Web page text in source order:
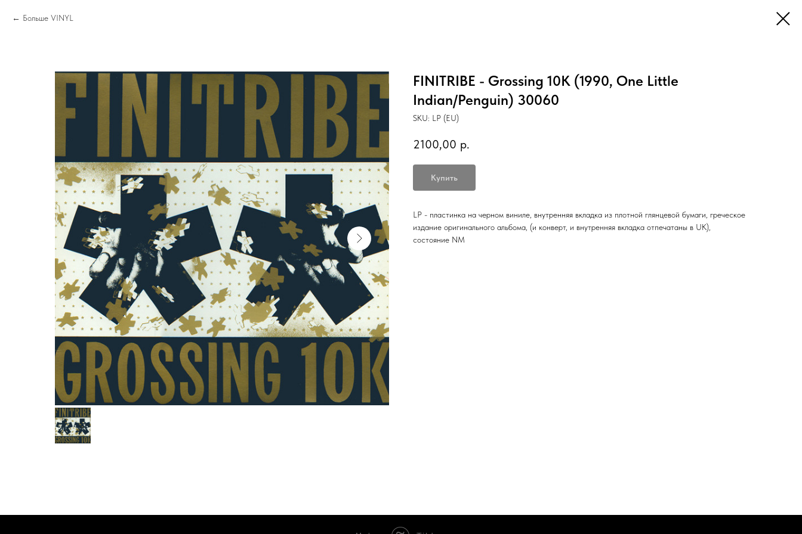
Больше VINYL
FINITRIBE - Grossing 10K (1990, One Little
Indian/Penguin) 30060
SKU: LP (EU)
2100,00 р.
Купить
LP - пластинка на черном виниле, внутренняя вкладка из плотной глянцевой бумаги, греческое
издание оригинального альбома, (и конверт, и внутренняя вкладка отпечатаны в UK),
состояние NM